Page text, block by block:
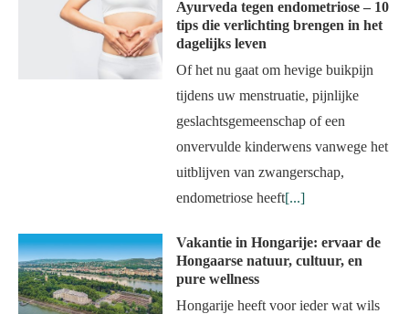
Ayurveda tegen endometriose – 10
tips die verlichting brengen in het
dagelijks leven
Of het nu gaat om hevige buikpijn
tijdens uw menstruatie, pijnlijke
geslachtsgemeenschap of een
onvervulde kinderwens vanwege het
uitblijven van zwangerschap,
endometriose heeft[...]
Vakantie in Hongarije: ervaar de
Hongaarse natuur, cultuur, en
pure wellness
Hongarije heeft voor ieder wat wils